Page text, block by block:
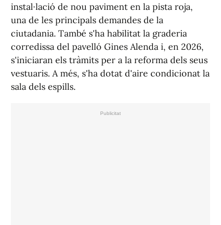
instal·lació de nou paviment en la pista roja,
una de les principals demandes de la
ciutadania. També s'ha habilitat la graderia
corredissa del pavelló Gines Alenda i, en 2026,
s'iniciaran els tràmits per a la reforma dels seus
vestuaris. A més, s'ha dotat d'aire condicionat la
sala dels espills.